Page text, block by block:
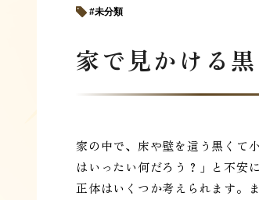
未分類
家で見かける
家の中で、床や壁を這う黒くて
はいったい何だろう？」と不安
正体はいくつか考えられます。